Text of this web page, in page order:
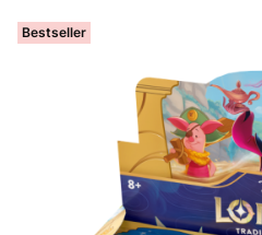
Bestseller